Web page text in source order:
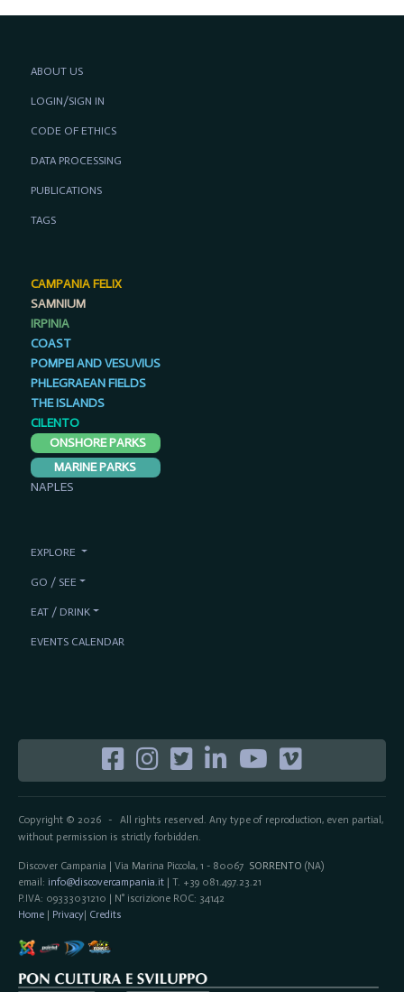
Copyright © 2026- All rights reserved. Any type of reproduction, even partial,
without permission is strictly forbidden.
Discover Campania | Via Marina Piccola, 1 - 80067 SORRENTO (NA)
email: info@discovercampania.it| T. +39 081.497.23.21
P.IVA: 09333031210 | N° iscrizione ROC: 34142
Home| Privacy| Credits
ABOUT US
LOGIN/SIGN IN
CODE OF ETHICS
DATA PROCESSING
PUBLICATIONS
TAGS
CAMPANIA FELIX
SAMNIUM
IRPINIA
COAST
POMPEI AND VESUVIUS
PHLEGRAEAN FIELDS
THE ISLANDS
CILENTO
ONSHORE PARKS
MARINE PARKS
NAPLES
EXPLORE
GO / SEE
EAT / DRINK
EVENTS CALENDAR